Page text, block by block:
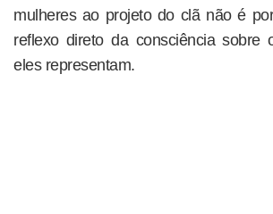
mulheres ao projeto do clã não é
reflexo direto da consciência sobre
eles representam.